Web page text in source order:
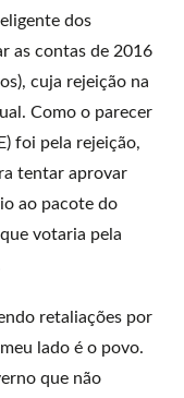
dos
as contas de 2016
cuja rejeição na
Como o parecer
foi pela rejeição,
tentar aprovar
ao pacote do
votaria pela
retaliações por
lado é o povo.
que não